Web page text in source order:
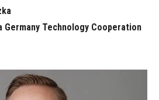
Germany Technology Cooperation